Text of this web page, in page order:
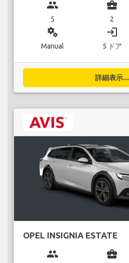
group
5
business_center
2
miscellaneous_services
Manual
login
5 ドア
詳細表示...
OPEL INSIGNIA ESTATE
group business_center